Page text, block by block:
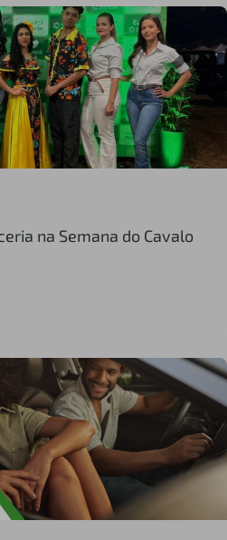
na Semana do Cavalo